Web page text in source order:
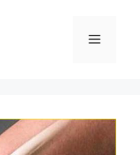
Меню